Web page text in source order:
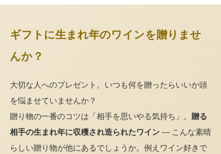
ギフトに生まれ年のワインを贈りませ
んか？
大切な人へのプレゼント。いつも何を贈ったらいいか頭
を悩ませていませんか？
贈り物の一番のコツは「相手を思いやる気持ち」。 贈る
相手の生まれ年に収穫され造られたワイン — こんな素晴
らしい贈り物が他にあるでしょうか。例えワイン好きで